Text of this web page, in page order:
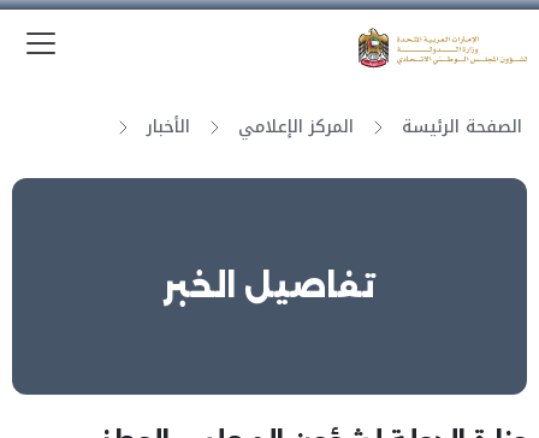
الصفحة الرئيسة المركز الإعلامي الأخبار
تفاصيل الخبر